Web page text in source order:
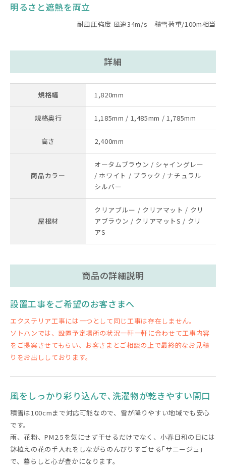
明るさと遮熱を両立
耐風圧強度 風速34m/s 積雪荷重/100m相当
詳細
規格幅 1,820mm
規格奥行 1,185mm / 1,485mm / 1,785mm
高さ 2,400mm
商品カラー
オータムブラウン / シャイングレー
/ ホワイト / ブラック / ナチュラル
シルバー
屋根材
クリアブルー / クリアマット / クリ
アブラウン / クリアマットS / クリ
アS
商品の詳細説明
設置工事をご希望のお客さまへ
エクステリア工事には一つとして同じ工事は存在しません。
ソトハンでは、設置予定場所の状況一軒一軒に合わせて工事内容
をご提案させてもらい、お客さまとご相談の上で最終的なお見積
りをお出ししております。
風をしっかり彩り込んで､洗濯物が乾きやすい開口
積雪は100cmまで対応可能なので、雪が降りやすい地域でも安心
です。
雨、花粉、PM2.5を気にせず干せるだけでなく、小春日和の日には
鉢植えの花の手入れをしながらのんびりすごせる｢サニージュ｣
で、暮らしと心が豊かになります。